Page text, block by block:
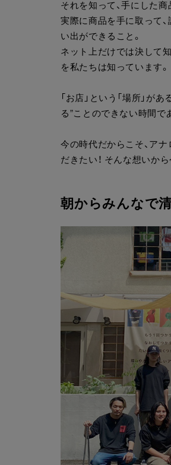
それを知って、手にした
実際に商品を手に取って
い出ができること。
ネット上だけでは決して
を私たちは知っています。
「お店」という「場所」が
る”ことのできない時間で
今の時代だからこそ、アナ
だきたい！ そんな想いか
朝からみんなで